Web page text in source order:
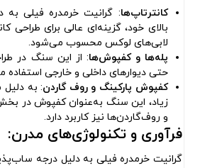
کانترتاپ‌ها: گرانیت خرمدره فیلی به
بالای خود، گزینه‌ای عالی برای طراحی
لابی‌های لوکس محسوب می‌شود.
پله‌ها و کفپوش‌ها: از این سنگ در
حتی دیوارهای داخلی و خارجی
کفپوش پارکینگ و روف گاردن: به دلیل
زیاد، این سنگ به‌عنوان کفپوش در
و روف‌گاردن‌ها نیز کاربرد دارد.
فرآوری و تکنولوژی‌های مدرن:
گرانیت خرمدره فیلی به دلیل درجه